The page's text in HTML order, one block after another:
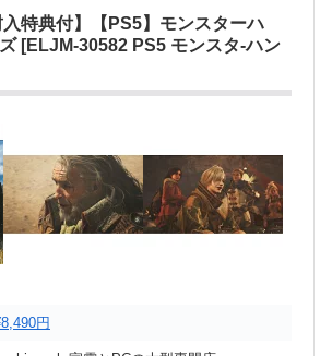
特典付】【PS5】モンスターハ
[ELJM-30582 PS5 モンスタ-ハン
円